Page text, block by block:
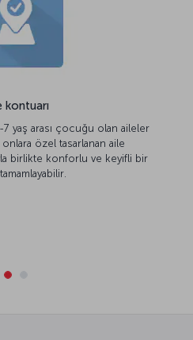
kontuarı
7 yaş arası çocuğu olan aileler
özel tasarlanan aile
birlikte konforlu ve keyifli bir